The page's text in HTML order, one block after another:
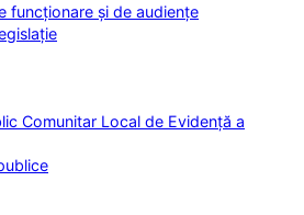
funcționare și de audiențe
Comunitar Local de Evidență a